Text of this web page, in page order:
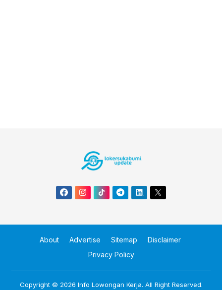
About Advertise Sitemap
Disclaimer
Privacy Policy
Copyright © 2026 Info Lowongan Kerja. All Right Reserved.